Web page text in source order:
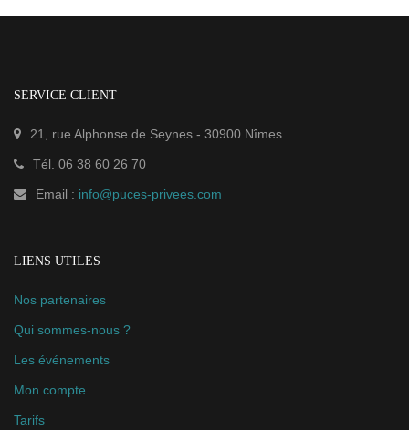
SERVICE CLIENT
21, rue Alphonse de Seynes - 30900 Nîmes
Tél. 06 38 60 26 70
Email : info@puces-privees.com
LIENS UTILES
Nos partenaires
Qui sommes-nous ?
Les événements
Mon compte
Tarifs